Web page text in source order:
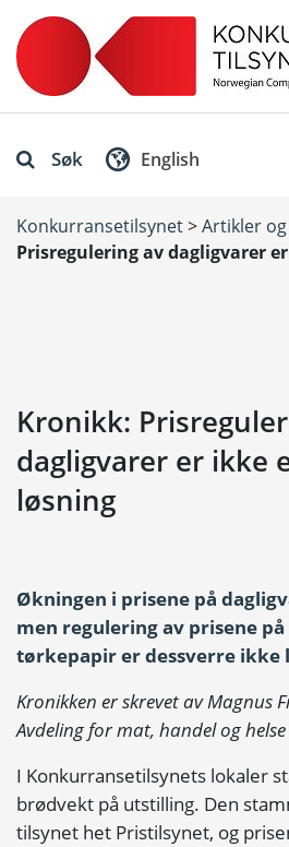
Søk English
Konkurransetilsynet>Artikler
Prisregulering av dagligvarer
Kronikk:
dagligvarer er ikke
løsning
Økningen i prisene på
men regulering av prisene på
tørkepapir er dessverre ikke
Kronikken er skrevet av Magnus
Avdeling for mat, handel og
I Konkurransetilsynets lokaler
brødvekt på utstilling. Den
tilsynet het Pristilsynet, og